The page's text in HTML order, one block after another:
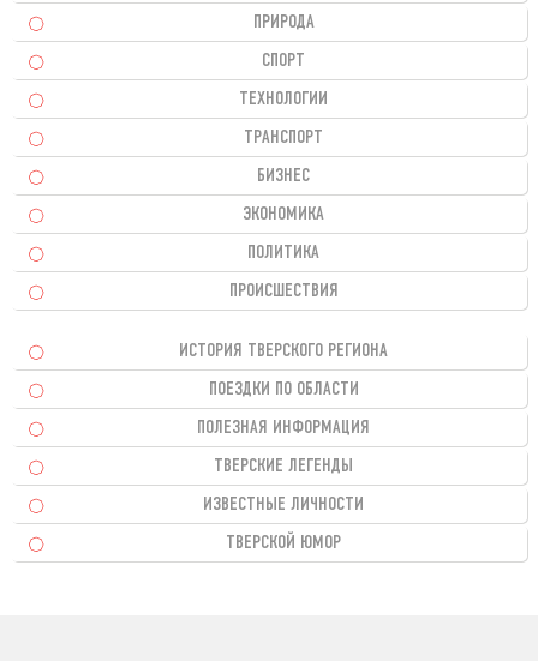
ПРИРОДА
СПОРТ
ТЕХНОЛОГИИ
ТРАНСПОРТ
БИЗНЕС
ЭКОНОМИКА
ПОЛИТИКА
ПРОИСШЕСТВИЯ
ИСТОРИЯ ТВЕРСКОГО РЕГИОНА
ПОЕЗДКИ ПО ОБЛАСТИ
ПОЛЕЗНАЯ ИНФОРМАЦИЯ
ТВЕРСКИЕ ЛЕГЕНДЫ
ИЗВЕСТНЫЕ ЛИЧНОСТИ
ТВЕРСКОЙ ЮМОР